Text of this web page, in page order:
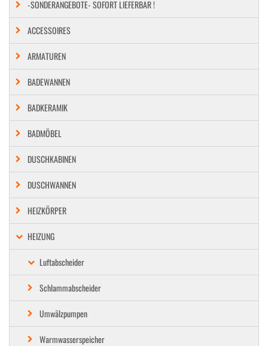
-SONDERANGEBOTE- SOFORT LIEFERBAR !
ACCESSOIRES
ARMATUREN
BADEWANNEN
BADKERAMIK
BADMÖBEL
DUSCHKABINEN
DUSCHWANNEN
HEIZKÖRPER
HEIZUNG
Luftabscheider
Schlammabscheider
Umwälzpumpen
Warmwasserspeicher